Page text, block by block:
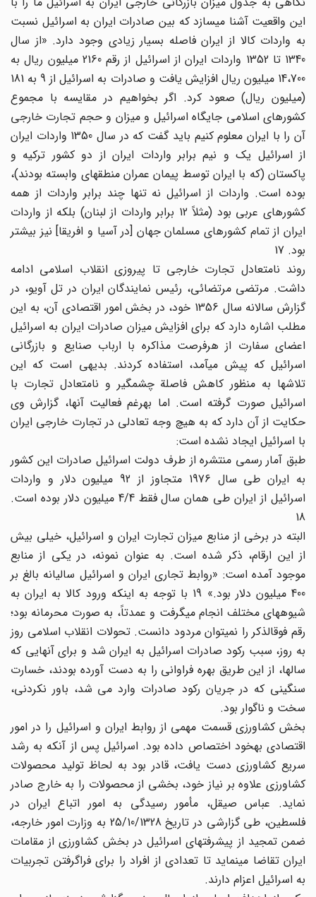
این واقعیت آشنا می‎سازد که بین صادرات ایران به اسرائیل نسبت
به واردات کالا از ایران فاصله بسیار زیادی وجود دارد. «از سال
1340 تا 1352 واردات ایران از اسرائیل از رقم 2160 میلیون ریال به
14،700 میلیون ریال افزایش یافت و صادرات به اسرائیل از 9 به 181
(میلیون ریال) صعود کرد. اگر بخواهیم در مقایسه با مجموع
کشورهای اسلامی جایگاه اسرائیل و میزان و حجم تجارت خارجی
آن را با ایران معلوم کنیم باید گفت که در سال 1350 واردات ایران
از اسرائیل یک و نیم برابر واردات ایران از دو کشور ترکیه و
پاکستان (که با ایران توسط پیمان عمران منطقه‎ای وابسته بودند)،
بوده است. واردات از اسرائیل نه تنها چند برابر واردات از همه
کشورهای عربی بود (مثلاً 12 برابر واردات از لبنان) بلکه از واردات
ایران از تمام کشورهای مسلمان جهان [در آسیا و افریقا] نیز بیشتر
بود. 17
روند نامتعادل تجارت خارجی تا پیروزی انقلاب اسلامی ادامه
داشت. مرتضی مرتضائی، رئیس نمایندگان ایران در تل آویو، در
گزارش سالانه سال 1356 خود، در بخش امور اقتصادی آن، به این
مطلب اشاره دارد که برای افزایش میزان صادرات ایران به اسرائیل
اعضای سفارت از هرفرصت مذاکره با ارباب صنایع و بازرگانی
اسرائیل که پیش می‎آمد، استفاده کردند. بدیهی است که این
تلاشها به منظور کاهش فاصلة چشمگیر و نامتعادل تجارت با
اسرائیل صورت گرفته است. اما به‎رغم فعالیت آنها، گزارش وی
حکایت از آن دارد که به هیچ وجه تعادلی در تجارت خارجی ایران
با اسرائیل ایجاد نشده است:
طبق آمار رسمی منتشره از طرف دولت اسرائیل صادرات این کشور
به ایران طی سال 1976 متجاوز از 92 میلیون دلار و واردات
اسرائیل از ایران طی همان سال فقط 4/4 میلیون دلار بوده است.
البته در برخی از منابع میزان تجارت ایران و اسرائیل، خیلی بیش
از این ارقام، ذکر شده است. به عنوان نمونه، در یکی از منابع
موجود آمده است: «روابط تجاری ایران و اسرائیل سالیانه بالغ بر
400 میلیون دلار بود.» 19 با توجه به اینکه ورود کالا به ایران به
شیوه‎های مختلف انجام می‎گرفت و عمدتاً، به صورت ‎محرمانه بود؛
رقم فوق‎الذکر را نمی‎توان مردود دانست. تحولات انقلاب اسلامی روز
به روز، سبب رکود صادرات اسرائیل به ایران شد و برای آنهایی که
سالها، از این طریق بهره فراوانی را به دست آورده بودند، خسارت
سنگینی که در جریان رکود صادرات وارد می شد، باور نکردنی،
سخت و ناگوار بود.
بخش کشاورزی قسمت مهمی از روابط ایران و اسرائیل را در امور
اقتصادی به‎خود اختصاص داده بود. اسرائیل پس از آنکه به رشد
سریع کشاورزی دست یافت، قادر بود به لحاظ تولید محصولات
کشاورزی علاوه بر نیاز خود، بخشی از محصولات را به خارج صادر
نماید. عباس صیقل، مأمور رسیدگی به امور اتباع ایران در
فلسطین، طی گزارشی در تاریخ 25/10/1328 به وزارت امور خارجه،
ضمن تمجید از پیشرفتهای اسرائیل در بخش کشاورزی از مقامات
ایران تقاضا می‎نماید تا تعدادی از افراد را برای فراگرفتن تجربیات
به اسرائیل اعزام دارند.